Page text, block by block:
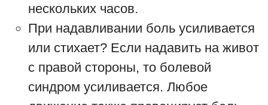
нескольких часов.
При надавливании боль усиливается
или стихает? Если надавить на живот
с правой стороны, то болевой
синдром усиливается. Любое